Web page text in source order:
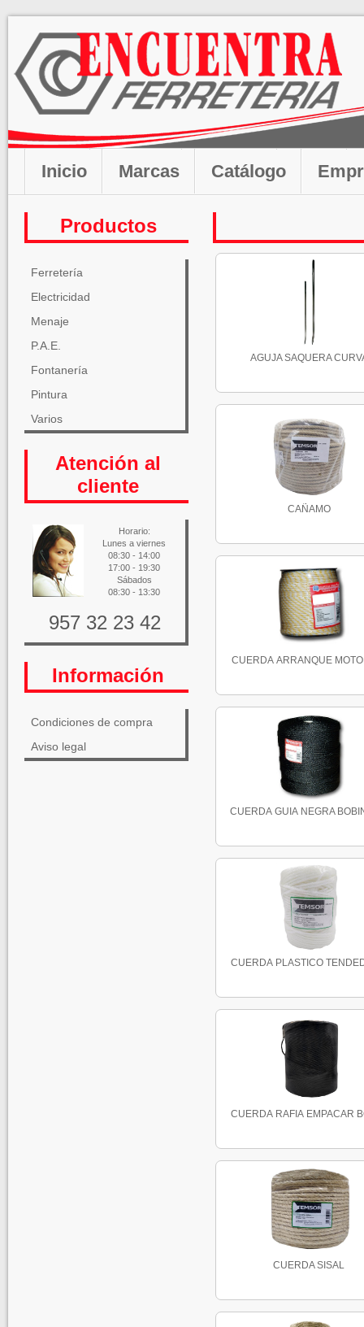
Inicio Marcas Catálogo
Productos
Ferretería
Electricidad
Menaje
P.A.E.
Fontanería
Pintura
Varios
Atención al
cliente
Horario:
Lunes a viernes
08:30 - 14:00
17:00 - 19:30
Sábados
08:30 - 13:30
957 32 23 42
Información
Condiciones de compra
Aviso legal
AGUJA SAQUERA
CAÑAMO
CUERDA ARRANQUE
CUERDA GUIA NEGRA
CUERDA PLASTICO
CUERDA RAFIA EMPACAR
CUERDA SISAL